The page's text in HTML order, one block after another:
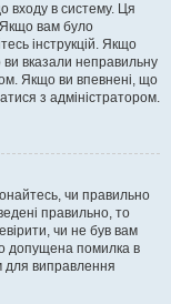
входу в систему. Ця
Якщо вам було
інструкцій. Якщо
вказали неправильну
Якщо ви впевнені, що
з адміністратором.
чи правильно
правильно, то
чи не був вам
допущена помилка в
для виправлення